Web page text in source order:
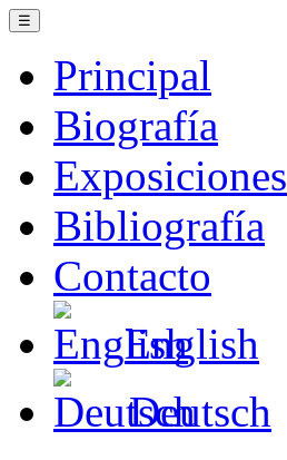
☰
Principal
Biografía
Exposiciones
Bibliografía
Contacto
English
Deutsch